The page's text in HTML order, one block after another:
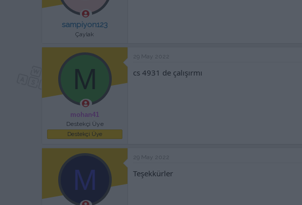
sampiyon123
Çaylak
M
mohan41
Destekçi Üye
Destekçi Üye
29 May 2022
cs 4931 de çalışırmı
M
29 May 2022
Teşekkürler